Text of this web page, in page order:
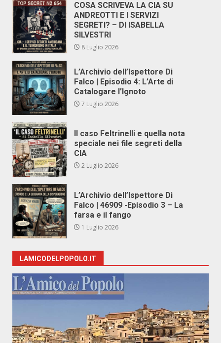
COSA SCRIVEVA LA CIA SU
ANDREOTTI E I SERVIZI
SEGRETI? – DI ISABELLA
SILVESTRI
8 Luglio 2026
L’Archivio dell’Ispettore Di
Falco | Episodio 4: L’Arte di
Catalogare l’Ignoto
7 Luglio 2026
Il caso Feltrinelli e quella nota
speciale nei file segreti della
CIA
2 Luglio 2026
L’Archivio dell’Ispettore Di
Falco | 46909 -Episodio 3 – La
farsa e il fango
1 Luglio 2026
LAMICODELPOPOLO.IT